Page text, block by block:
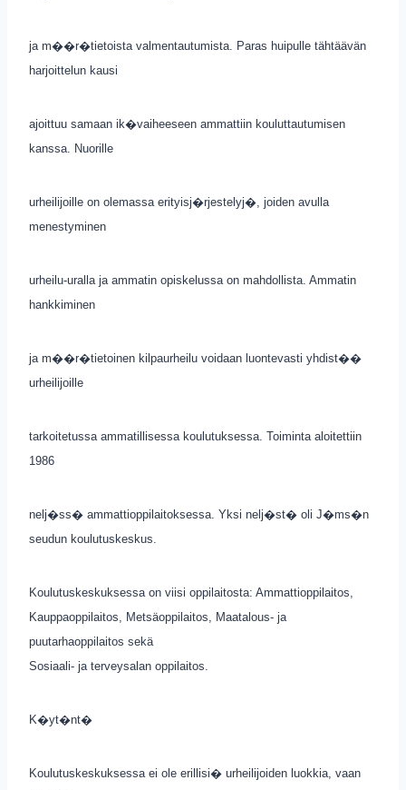
ja m��r�tietoista valmentautumista. Paras huipulle tähtäävän
harjoittelun kausi
ajoittuu samaan ik�vaiheeseen ammattiin kouluttautumisen
kanssa. Nuorille
urheilijoille on olemassa erityisj�rjestelyj�, joiden avulla
menestyminen
urheilu-uralla ja ammatin opiskelussa on mahdollista. Ammatin
hankkiminen
ja m��r�tietoinen kilpaurheilu voidaan luontevasti yhdist��
urheilijoille
tarkoitetussa ammatillisessa koulutuksessa. Toiminta aloitettiin
1986
nelj�ss� ammattioppilaitoksessa. Yksi nelj�st� oli J�ms�n
seudun koulutuskeskus.
Koulutuskeskuksessa on viisi oppilaitosta: Ammattioppilaitos,
Kauppaoppilaitos, Metsäoppilaitos, Maatalous- ja
puutarhaoppilaitos sekä
Sosiaali- ja terveysalan oppilaitos.
K�yt�nt�
Koulutuskeskuksessa ei ole erillisi� urheilijoiden luokkia, vaan